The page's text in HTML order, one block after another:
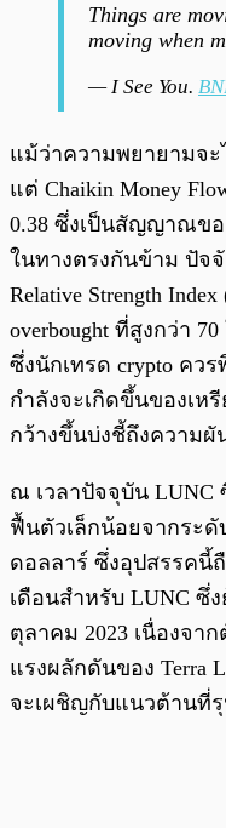
Things are
moving when
— I See You.
แม้ว่าความพยายามจ
แต่ Chaikin Money
0.38 ซึ่งเป็นสัญญาณขอ
ในทางตรงกันข้าม ปัจ
Relative Strength
overbought ที่สูงกว่า
ซึ่งนักเทรด crypto คว
กำลังจะเกิดขึ้นของเห
กว้างขึ้นบ่งชี้ถึงความ
ณ เวลาปัจจุบัน LUNC
ฟื้นตัวเล็กน้อยจากระดั
ดอลลาร์ ซึ่งอุปสรรคนี้
เดือนสำหรับ LUNC ซึ่
ตุลาคม 2023 เนื่องจา
แรงผลักดันของ Terra
จะเผชิญกับแนวต้านที่